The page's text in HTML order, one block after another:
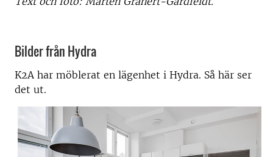
Bilder från Hydra
K2A har möblerat en lägenhet i Hydra. Så här ser
det ut.